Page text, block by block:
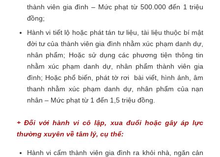
thành viên gia đình – Mức phạt từ 500.000 đến 1 triệu
đồng;
Hành vi tiết lộ hoặc phát tán tư liệu, tài liệu thuộc bí mật
đời tư của thành viên gia đình nhằm xúc phạm danh dự,
nhân phẩm; Hoặc sử dụng các phương tiện thông tin
nhằm xúc phạm danh dự, nhân phẩm thành viên gia
đình; Hoặc phổ biến, phát tờ rơi bài viết, hình ảnh, âm
thanh nhằm xúc phạm danh dự, nhân phẩm của nạn
nhân – Mức phạt từ 1 đến 1,5 triệu đồng.
+ Đối với hành vi cô lập, xua đuổi hoặc gây áp lực
thường xuyên về tâm lý, cụ thể:
Hành vi cấm thành viên gia đình ra khỏi nhà, ngăn cản